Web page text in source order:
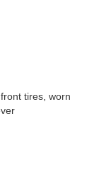
tires, worn